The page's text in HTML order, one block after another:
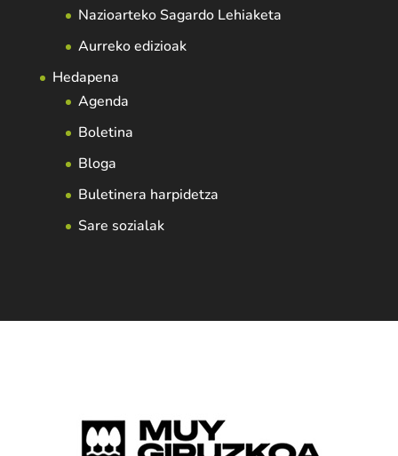
Nazioarteko Sagardo Lehiaketa
Aurreko edizioak
Hedapena
Agenda
Boletina
Bloga
Buletinera harpidetza
Sare sozialak